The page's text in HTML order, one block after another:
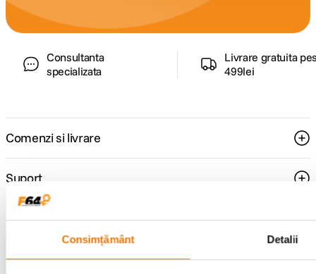
Consimțământ Detalii
Consultanta
specializata
Livrare gratuita
499lei
Comenzi si livrare
Suport
Service si garantii
F64 Studio